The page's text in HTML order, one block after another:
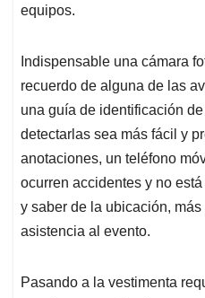
equipos.
Indispensable una cámara
recuerdo de alguna de las
una guía de identificación
detectarlas sea más fácil y
anotaciones, un teléfono
ocurren accidentes y no
y saber de la ubicación,
asistencia al evento.
Pasando a la vestimenta